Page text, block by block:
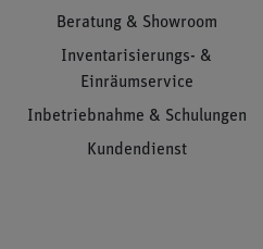
Beratung & Showroom
Inventarisierungs- &
Einräumservice
Inbetriebnahme & Schulungen
Kundendienst